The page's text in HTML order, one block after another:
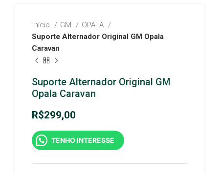
Início GM
OPALA
Suporte Alternador Original GM Opala
Caravan
Suporte Alternador Original GM
Opala Caravan
R$299,00
TENHO INTERESSE